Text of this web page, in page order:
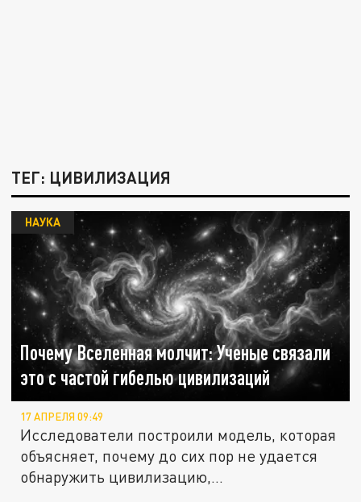
ТЕГ: ЦИВИЛИЗАЦИЯ
Почему Вселенная молчит: Ученые связали
это с частой гибелью цивилизаций
НАУКА
17 АПРЕЛЯ 09:49
Исследователи построили модель, которая
объясняет, почему до сих пор не удается
обнаружить цивилизацию,...